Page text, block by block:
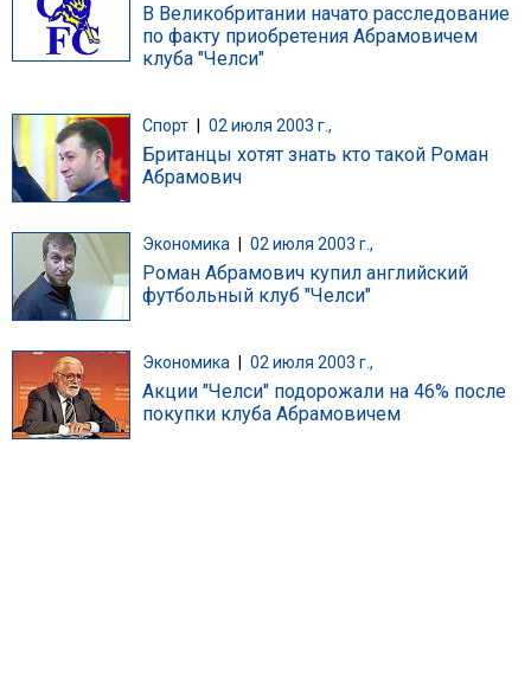
В Великобритании начато расследование
по факту приобретения Абрамовичем
клуба "Челси"
Спорт 02 июля 2003 г.,
Британцы хотят знать кто такой Роман
Абрамович
Экономика 02 июля 2003 г.,
Роман Абрамович купил английский
футбольный клуб "Челси"
Экономика 02 июля 2003 г.,
Акции "Челси" подорожали на 46% после
покупки клуба Абрамовичем